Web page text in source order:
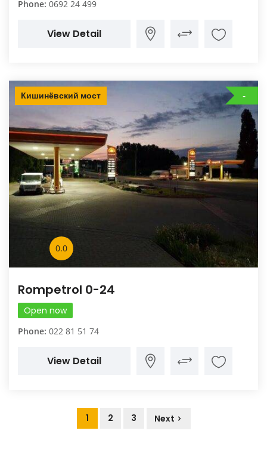
Phone: 0692 24 499
View Detail
Кишинёвский мост
0.0
Rompetrol 0-24
Open now
Phone: 022 81 51 74
View Detail
1 2 3 Next